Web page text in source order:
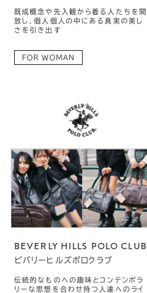
既成概念や先入観から着る人たちを開
放し、個人個人の中にある真実の美し
さを引き出す
FOR WOMAN
BEVERLY HILLS POLO CLUB
ビバリーヒルズポロクラブ
伝統的なものへの趣味とコンテンポラ
リーな思想を合わせ持つ人達へのライ